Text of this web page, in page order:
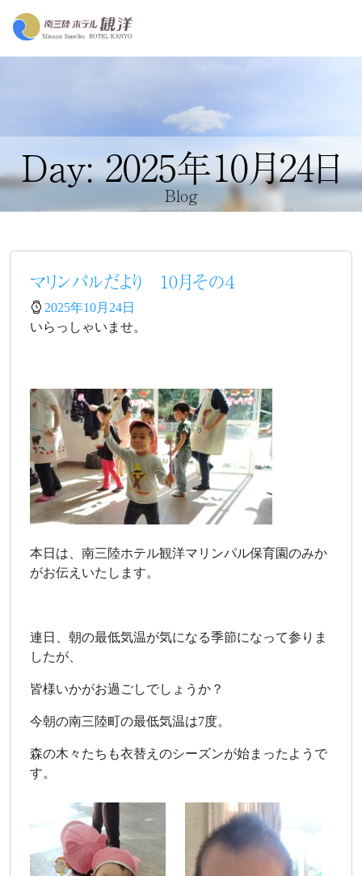
Day: 2025年10月24日
Blog
マリンパルだより 10月その４
2025年10月24日
いらっしゃいませ。
本日は、南三陸ホテル観洋マリンパル保育園のみか
がお伝えいたします。
連日、朝の最低気温が気になる季節になって参りま
したが、
皆様いかがお過ごしでしょうか？
今朝の南三陸町の最低気温は7度。
森の木々たちも衣替えのシーズンが始まったようで
す。